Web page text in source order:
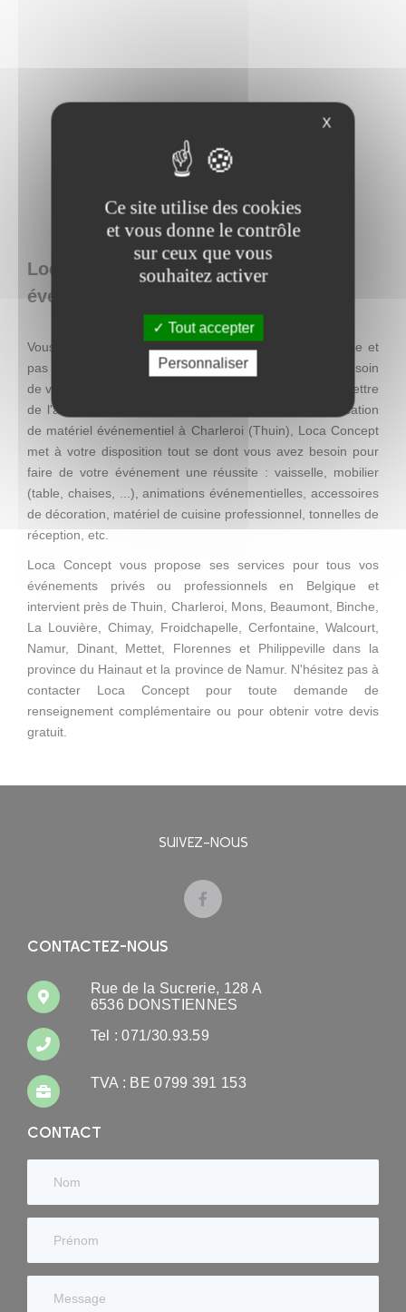
Loca Concept : location de matériel
événementiel en Belgique
Vous recherchez une décoration facile à mettre en place et
pas chère, mais qui se distingue par son originalité ? Besoin
de visibilité pour une action promotionnelle ? Envie de mettre
de l'ambiance lors d'un événement ? Entreprise de location
de matériel événementiel à Charleroi (Thuin), Loca Concept
met à votre disposition tout se dont vous avez besoin pour
faire de votre événement une réussite : vaisselle, mobilier
(table, chaises, ...), animations événementielles, accessoires
de décoration, matériel de cuisine professionnel, tonnelles de
réception, etc.
Loca Concept vous propose ses services pour tous vos
événements privés ou professionnels en Belgique et
intervient près de Thuin, Charleroi, Mons, Beaumont, Binche,
La Louvière, Chimay, Froidchapelle, Cerfontaine, Walcourt,
Namur, Dinant, Mettet, Florennes et Philippeville dans la
province du Hainaut et la province de Namur. N'hésitez pas à
contacter Loca Concept pour toute demande de
renseignement complémentaire ou pour obtenir votre devis
gratuit.
SUIVEZ-NOUS
CONTACTEZ-NOUS
Rue de la Sucrerie, 128 A
6536 DONSTIENNES
Tel : 071/30.93.59
TVA : BE 0799 391 153
CONTACT
X
Ce site utilise des cookies
et vous donne le contrôle
sur ceux que vous
souhaitez activer
Tout accepter
Personnaliser